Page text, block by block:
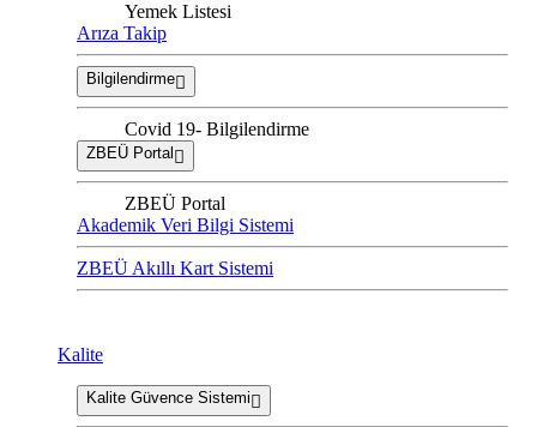
Yemek Listesi
Arıza Takip
Bilgilendirme
Covid 19- Bilgilendirme
ZBEÜ Portal
ZBEÜ Portal
Akademik Veri Bilgi Sistemi
ZBEÜ Akıllı Kart Sistemi
Kalite
Kalite Güvence Sistemi